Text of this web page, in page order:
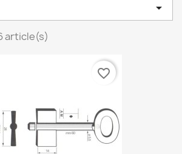

article(s)
favorite_border